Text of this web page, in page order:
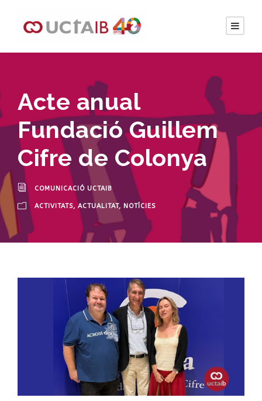
Acte anual
Fundació Guillem
Cifre de Colonya
COMUNICACIÓ UCTAIB
ACTIVITATS, ACTUALITAT, NOTÍCIES